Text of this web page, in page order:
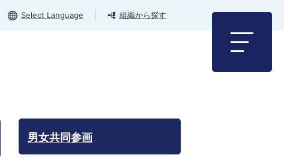
Select Language 組織から探す
男女共同参画